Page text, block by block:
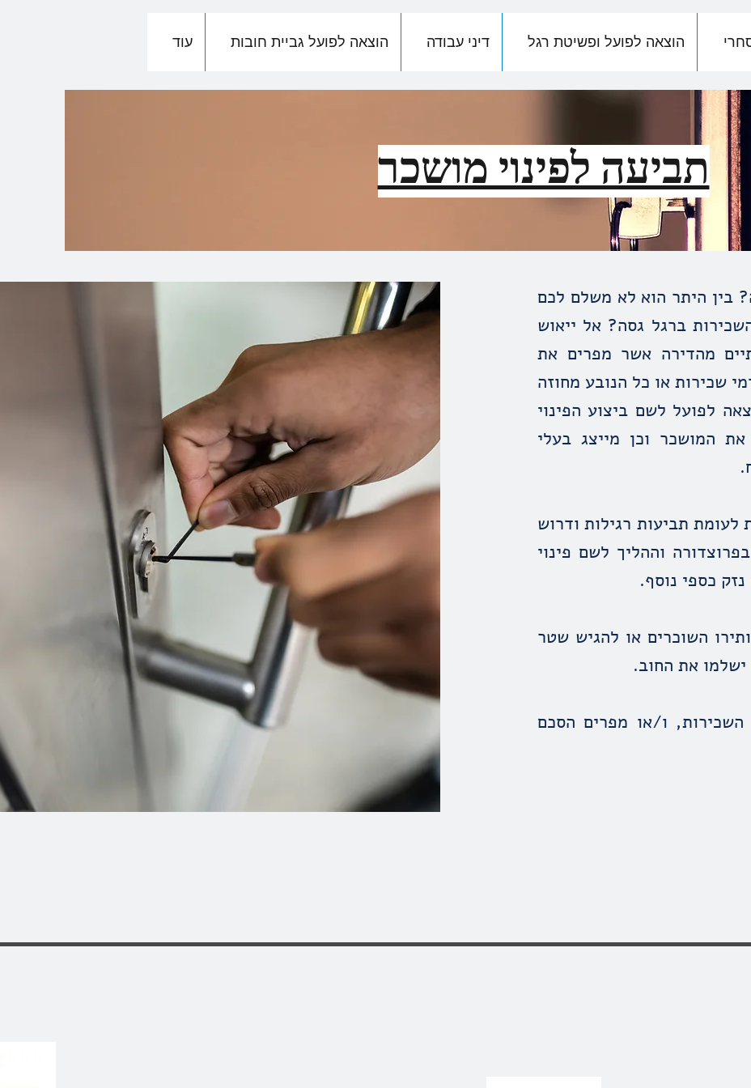
תביעה לפינוי מושכר
בין היתר הוא לא משלם לכם
ברגל גסה? אל ייאוש
מהדירה אשר מפרים את
שכירות או כל הנובע מחוזה
לפועל לשם ביצוע הפינוי
המושכר וכן מייצג בעלי
לעומת תביעות רגילות ודרוש
וההליך לשם פינוי
כספי נוסף.
השוכרים או להגיש שטר
את החוב.
ו/או מפרים הסכם
הוצאה לפועל ופשיטת רגל דיני עבודה הוצאה לפועל גביית חובות עוד